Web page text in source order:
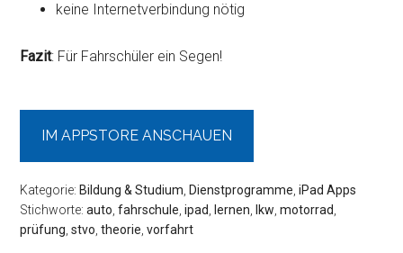
keine Internetverbindung nötig
Fazit: Für Fahrschüler ein Segen!
IM APPSTORE ANSCHAUEN
Kategorie: Bildung & Studium Dienstprogramme ,iPad Apps
Stichworte:auto ,fahrschule ,ipad lernen lkw ,motorrad
prüfung ,stvo ,theorie ,vorfahrt